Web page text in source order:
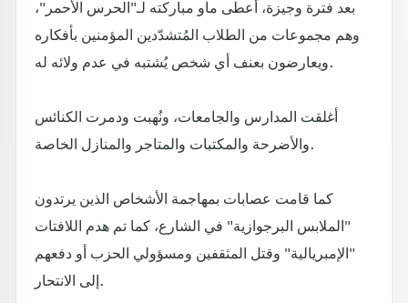
بعد فترة وجيزة، أعطى ماو مباركته لـ"الحرس الأحمر"،
وهم مجموعات من الطلاب المُتشدّدين المؤمنين بأفكاره
ويعارضون بعنف أي شخص يُشتبه في عدم ولائه له.
أغلقت المدارس والجامعات، ونُهبت ودمرت الكنائس
والأضرحة والمكتبات والمتاجر والمنازل الخاصة.
كما قامت عصابات بمهاجمة الأشخاص الذين يرتدون
"الملابس البرجوازية" في الشارع، كما تم هدم اللافتات
"الإمبريالية" وقتل المثقفين ومسؤولي الحزب أو دفعهم
إلى الانتحار.